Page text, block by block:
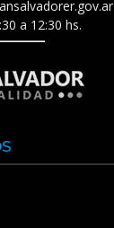
a 12:30 hs.